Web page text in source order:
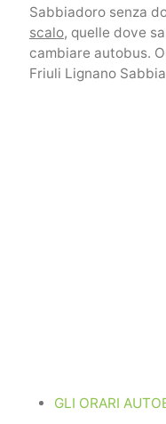
Sabbiadoro senza
scalo, quelle dove
cambiare autobus.
Friuli Lignano
GLI ORARI